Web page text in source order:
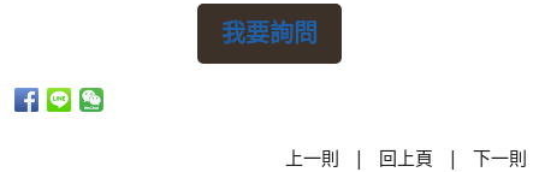
我要詢問
上一則 | 回上頁 | 下一則